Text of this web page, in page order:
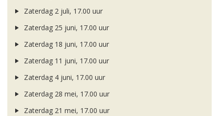
Zaterdag 2 juli, 17.00 uur
Zaterdag 25 juni, 17.00 uur
Zaterdag 18 juni, 17.00 uur
Zaterdag 11 juni, 17.00 uur
Zaterdag 4 juni, 17.00 uur
Zaterdag 28 mei, 17.00 uur
Zaterdag 21 mei, 17.00 uur